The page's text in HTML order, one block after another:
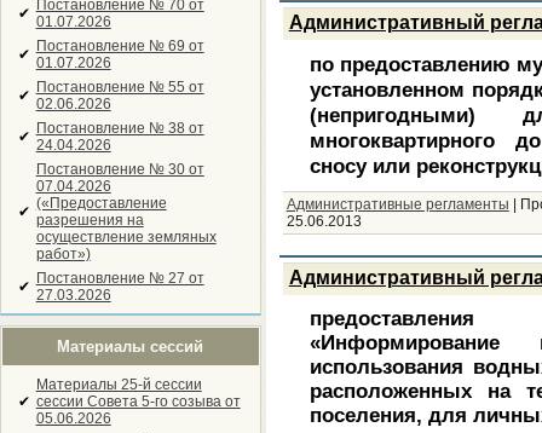
✔ Постановление № 70 от
01.07.2026
✔ Постановление № 69 от
01.07.2026
✔ Постановление № 55 от
02.06.2026
✔ Постановление № 38 от
24.04.2026
✔
Постановление № 30 от
07.04.2026
(«Предоставление
разрешения на
осуществление земляных
работ»)
✔ Постановление № 27 от
27.03.2026
Материалы сессий
✔
Материалы 25-й сессии
сессии Совета 5-го созыва от
05.06.2026
Административный
по предоставлению
установленном
(непригодными)
многоквартирного
сносу или
Административные регламенты
25.06.2013
Административный
«Информирование
использования
расположенных на
поселения, для